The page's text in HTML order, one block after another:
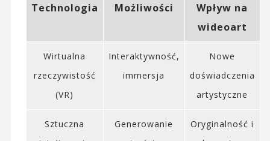
Technologia Możliwości
Wpływ na
wideoart
Wirtualna
rzeczywistość
(VR)
Interaktywność,
immersja
Nowe
doświadczenia
artystyczne
Sztuczna
Generowanie
Oryginalność i